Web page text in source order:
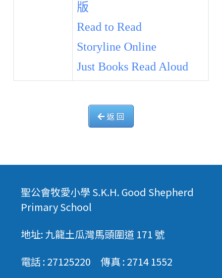
版
Read to Read
Storyline Online
Just Books Read Aloud
返 回
聖公會牧愛小學 S.K.H. Good Shepherd
Primary School
地址: 九龍土瓜灣馬頭圍道 171 號
電話 : 27125220 傳真 : 2714 1552